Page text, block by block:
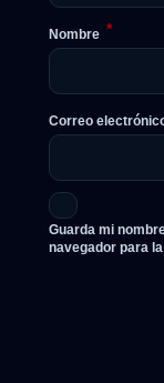
Nombre *
Correo
Guarda mi
navegador para